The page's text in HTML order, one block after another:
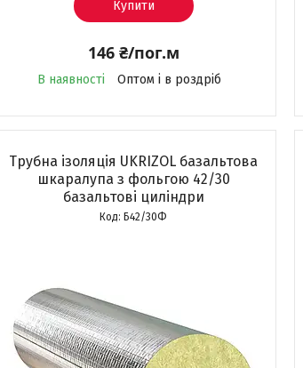
Купити
146 ₴/пог.м
В наявності Оптом і в роздріб
Трубна ізоляція UKRIZOL базальтова
шкаралупа з фольгою 42/30
базальтові циліндри
Б42/30Ф